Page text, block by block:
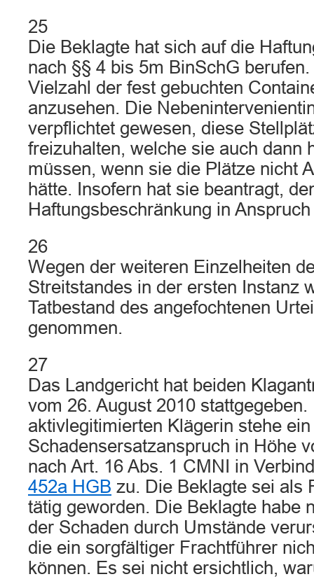
25
Die Beklagte hat sich auf die
nach §§ 4 bis 5m BinSchG
Vielzahl der fest gebuchten
anzusehen. Die
verpflichtet gewesen, diese
freizuhalten, welche sie auch dann
müssen, wenn sie die Plätze nicht
hätte. Insofern hat sie beantragt,
Haftungsbeschränkung in
26
Wegen der weiteren Einzelheiten
Streitstandes in der ersten Instanz
Tatbestand des angefochtenen
genommen.
27
Das Landgericht hat beiden
vom 26. August 2010 stattgegeben.
aktivlegitimierten Klägerin stehe ein
Schadensersatzanspruch in Höhe
nach Art. 16 Abs. 1 CMNI in
452a HGB zu. Die Beklagte sei als
tätig geworden. Die Beklagte habe
der Schaden durch Umstände
die ein sorgfältiger Frachtführer
können. Es sei nicht ersichtlich,